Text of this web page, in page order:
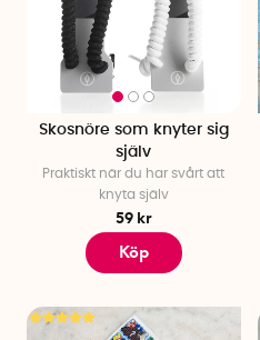
Skosnöre som knyter sig
själv
Praktiskt när du har svårt att
knyta själv
59 kr
Köp